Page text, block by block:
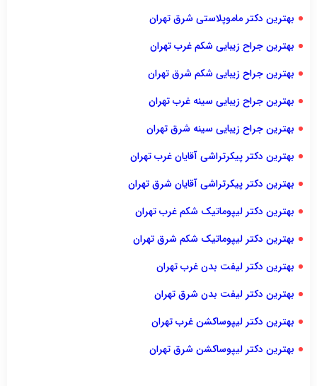
بهترین دکتر ماموپلاستی شرق تهران
بهترین جراح زیبایی شکم غرب تهران
بهترین جراح زیبایی شکم شرق تهران
بهترین جراح زیبایی سینه غرب تهران
بهترین جراح زیبایی سینه شرق تهران
بهترین دکتر پیکرتراشی آقایان غرب تهران
بهترین دکتر پیکرتراشی آقایان شرق تهران
بهترین دکتر لیپوماتیک شکم غرب تهران
بهترین دکتر لیپوماتیک شکم شرق تهران
بهترین دکتر لیفت بدن غرب تهران
بهترین دکتر لیفت بدن شرق تهران
بهترین دکتر لیپوساکشن غرب تهران
بهترین دکتر لیپوساکشن شرق تهران